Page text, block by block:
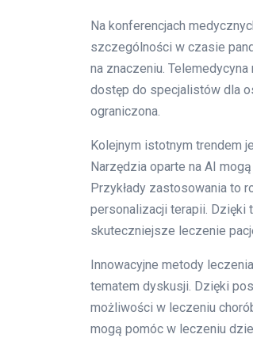
Na konferencjach
szczególności w czasie
na znaczeniu.
dostęp do specjalistów dla
ograniczona.
Kolejnym istotnym trendem
Narzędzia oparte na AI
Przykłady zastosowania to
personalizacji terapii.
skuteczniejsze leczenie
Innowacyjne metody
tematem dyskusji. Dzięki
możliwości w leczeniu
mogą pomóc w leczeniu